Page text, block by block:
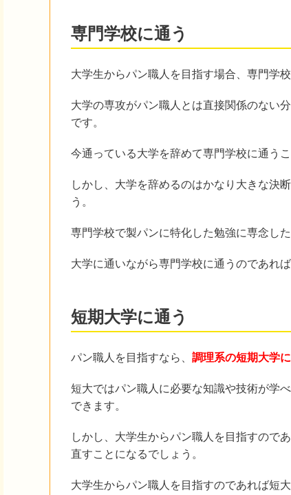
専門学校に通う
大学生からパン職人を目指す場合、専門学
大学の専攻がパン職人とは直接関係のない分
です。
今通っている大学を辞めて専門学校に通う
しかし、大学を辞めるのはかなり大きな決
う。
専門学校で製パンに特化した勉強に専念し
大学に通いながら専門学校に通うのであれ
短期大学に通う
パン職人を目指すなら、 調理系の短期大学
短大ではパン職人に必要な知識や技術が学
できます。
しかし、大学生からパン職人を目指すので
直すことになるでしょう。
大学生からパン職人を目指すのであれば短